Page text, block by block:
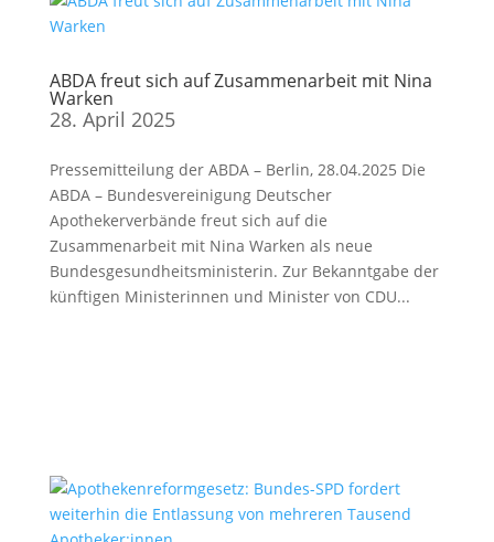
ABDA freut sich auf Zusammenarbeit mit Nina
Warken
28. April 2025
Pressemitteilung der ABDA – Berlin, 28.04.2025 Die
ABDA – Bundesvereinigung Deutscher
Apothekerverbände freut sich auf die
Zusammenarbeit mit Nina Warken als neue
Bundesgesundheitsministerin. Zur Bekanntgabe der
künftigen Ministerinnen und Minister von CDU...